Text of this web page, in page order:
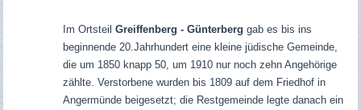
Im Ortsteil Greiffenberg - Günterberg gab es bis ins
beginnende 20.Jahrhundert eine kleine jüdische Gemeinde,
die um 1850 knapp 50, um 1910 nur noch zehn Angehörige
zählte. Verstorbene wurden bis 1809 auf dem Friedhof in
Angermünde beigesetzt; die Restgemeinde legte danach ein